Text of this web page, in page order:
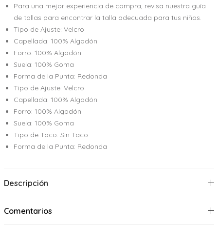
Para una mejor experiencia de compra, revisa nuestra guía
de tallas para encontrar la talla adecuada para tus niños.
Tipo de Ajuste: Velcro
Capellada: 100% Algodón
Forro: 100% Algodón
Suela: 100% Goma
Forma de la Punta: Redonda
Tipo de Ajuste: Velcro
Capellada: 100% Algodón
Forro: 100% Algodón
Suela: 100% Goma
Tipo de Taco: Sin Taco
Forma de la Punta: Redonda
Descripción
Comentarios